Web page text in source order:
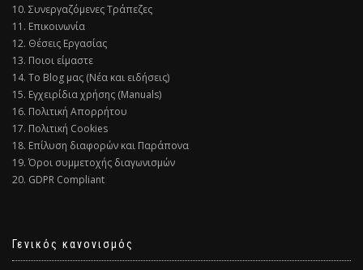
10. Συνεργαζόμενες Τράπεζες
11. Επικοινωνία
12. Θέσεις Εργασίας
13. Ποιοι είμαστε
14. Το Blog μας (Νέα και ειδήσεις)
15. Εγχειρίδια χρήσης (Manuals)
16. Πολιτική Απορρήτου
17. Πολιτική Cookies
18. Επίλυση διαφορών και Παράπονα
19. Όροι συμμετοχής διαγωνισμών
20. GDPR Compliant
Γενικός κανονισμός